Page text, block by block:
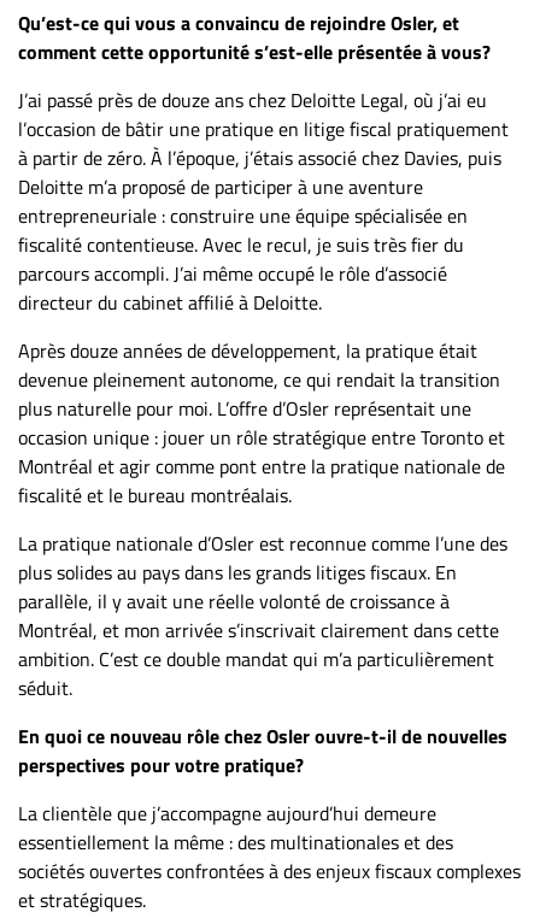
Nous
joindre
À
propos
Infolettre
S’abonner
FAQ
Politique de
confidentialité
Qu’est-ce qui vous a convaincu de rejoindre Osler, et
comment cette opportunité s’est-elle présentée à vous?
J’ai passé près de douze ans chez Deloitte Legal, où j’ai eu
l’occasion de bâtir une pratique en litige fiscal pratiquement
à partir de zéro. À l’époque, j’étais associé chez Davies, puis
Deloitte m’a proposé de participer à une aventure
entrepreneuriale : construire une équipe spécialisée en
fiscalité contentieuse. Avec le recul, je suis très fier du
parcours accompli. J’ai même occupé le rôle d’associé
directeur du cabinet affilié à Deloitte.
Après douze années de développement, la pratique était
devenue pleinement autonome, ce qui rendait la transition
plus naturelle pour moi. L’offre d’Osler représentait une
occasion unique : jouer un rôle stratégique entre Toronto et
Montréal et agir comme pont entre la pratique nationale de
fiscalité et le bureau montréalais.
La pratique nationale d’Osler est reconnue comme l’une des
plus solides au pays dans les grands litiges fiscaux. En
parallèle, il y avait une réelle volonté de croissance à
Montréal, et mon arrivée s’inscrivait clairement dans cette
ambition. C’est ce double mandat qui m’a particulièrement
séduit.
En quoi ce nouveau rôle chez Osler ouvre-t-il de nouvelles
perspectives pour votre pratique?
La clientèle que j’accompagne aujourd’hui demeure
essentiellement la même : des multinationales et des
sociétés ouvertes confrontées à des enjeux fiscaux complexes
et stratégiques.